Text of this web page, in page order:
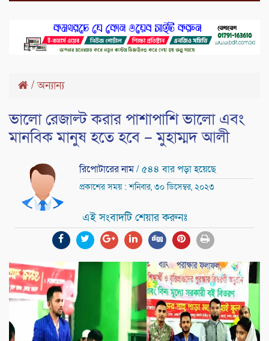
/অন্যান্য
ভালো রেজাল্ট করার পাশাপাশি ভালো এবং
মানবিক মানুষ হতে হবে – মুহাম্মদ আলী
রিপোটারের নাম/ ৫৪৪ বার পড়া হয়েছে
প্রকাশের সময় : শনিবার, ৩০ ডিসেম্বর, ২০২৩
এই সংবাদটি শেয়ার করুনঃ